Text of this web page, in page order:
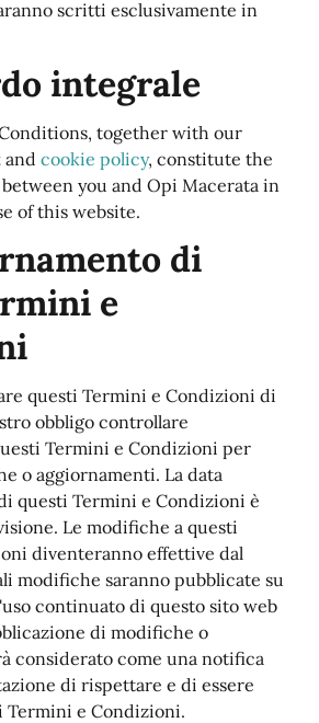
scritti esclusivamente in
integrale
together with our
and cookie policy, constitute the
you and Opi Macerata in
of this website.
di
e
questi Termini e Condizioni di
obbligo controllare
Termini e Condizioni per
o aggiornamenti. La data
questi Termini e Condizioni è
Le modifiche a questi
diventeranno effettive dal
modifiche saranno pubblicate su
continuato di questo sito web
di modifiche o
considerato come una notifica
di rispettare e di essere
Termini e Condizioni.